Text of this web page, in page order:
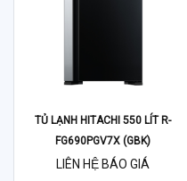
TỦ LẠNH HITACHI 550 LÍT R-
FG690PGV7X (GBK)
LIÊN HỆ BÁO GIÁ